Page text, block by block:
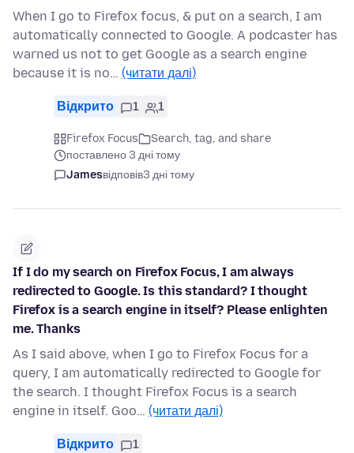
When I go to Firefox focus, & put on a search, I am
automatically connected to Google. A podcaster has
warned us not to get Google as a search engine
because it is no… (читати далі)
Відкрито 1 1
Firefox Focus
Search, tag, and share
поставлено 3 дні тому
Jamesвідповів3 дні тому
If I do my search on Firefox Focus, I am always
redirected to Google. Is this standard? I thought
Firefox is a search engine in itself? Please enlighten
me. Thanks
As I said above, when I go to Firefox Focus for a
query, I am automatically redirected to Google for
the search. I thought Firefox Focus is a search
engine in itself. Goo… (читати далі)
Відкрито 1